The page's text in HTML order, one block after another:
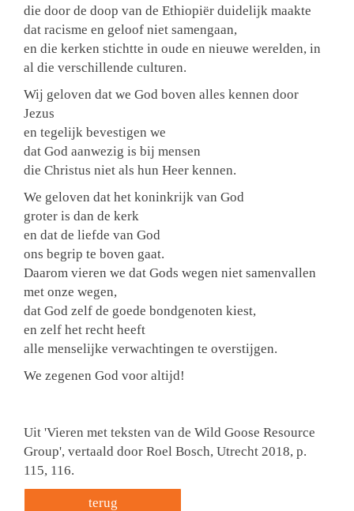
die door de doop van de Ethiopiër duidelijk maakte
dat racisme en geloof niet samengaan,
en die kerken stichtte in oude en nieuwe werelden, in
al die verschillende culturen.
Wij geloven dat we God boven alles kennen door
Jezus
en tegelijk bevestigen we
dat God aanwezig is bij mensen
die Christus niet als hun Heer kennen.
We geloven dat het koninkrijk van God
groter is dan de kerk
en dat de liefde van God
ons begrip te boven gaat.
Daarom vieren we dat Gods wegen niet samenvallen
met onze wegen,
dat God zelf de goede bondgenoten kiest,
en zelf het recht heeft
alle menselijke verwachtingen te overstijgen.
We zegenen God voor altijd!
Uit 'Vieren met teksten van de Wild Goose Resource
Group', vertaald door Roel Bosch, Utrecht 2018, p.
115, 116.
terug